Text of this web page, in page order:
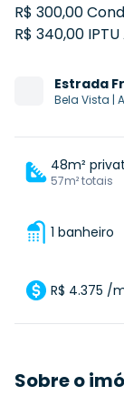
R$ 300,00
R$ 340,00
Estrada
Bela Vista |
48m²
57m² totais
1 banheiro
R$ 4.375 /
Sobre o